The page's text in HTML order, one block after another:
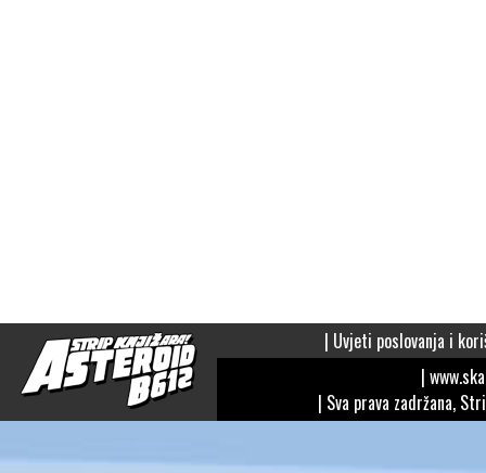
| Uvjeti poslovanja i
|
| Sva prava zadržana,